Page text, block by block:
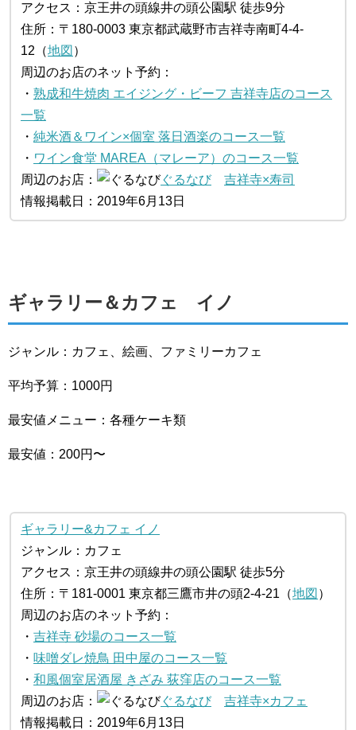
アクセス：京王井の頭線井の頭公園駅 徒歩9分
住所：〒180-0003 東京都武蔵野市吉祥寺南町4-4-
12（地図 ）
周辺のお店のネット予約：
・ 熟成和牛焼肉 エイジング・ビーフ 吉祥寺店のコース
一覧
・ 純米酒＆ワイン×個室 落日酒楽のコース一覧
・ ワイン食堂 MAREA（マレーア）のコース一覧
周辺のお店：
ぐるなび
吉祥寺×寿司
情報掲載日：2019年6月13日
ギャラリー＆カフェ イノ
ジャンル：カフェ、絵画、ファミリーカフェ
平均予算：1000円
最安値メニュー：各種ケーキ類
最安値：200円〜
ギャラリー&カフェ イノ
ジャンル：カフェ
アクセス：京王井の頭線井の頭公園駅 徒歩5分
住所：〒181-0001 東京都三鷹市井の頭2-4-21（地図 ）
周辺のお店のネット予約：
・ 吉祥寺 砂場のコース一覧
・ 味噌ダレ焼鳥 田中屋のコース一覧
・ 和風個室居酒屋 きざみ 荻窪店のコース一覧
周辺のお店：
ぐるなび
吉祥寺×カフェ
情報掲載日：2019年6月13日